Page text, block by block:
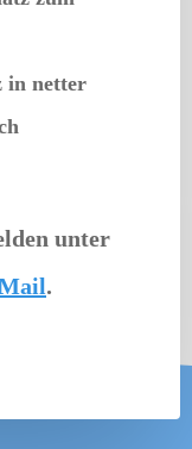
in netter
unter
.